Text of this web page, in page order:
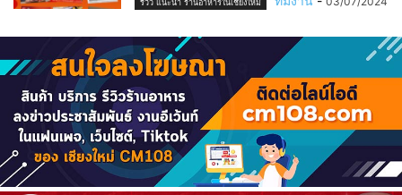
รีวิว แนะนำ ร้านอาหารในเชียงใหม่